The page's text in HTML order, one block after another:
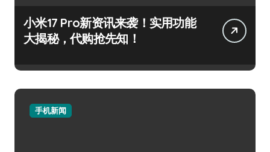
小米17 Pro新资讯来袭！实用功能
大揭秘，代购抢先知！
手机新闻